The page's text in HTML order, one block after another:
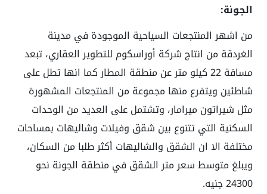
الجونة:
من اشهر المنتجعات السياحية الموجودة في مدينة
الغردقة من انتاج شركة أوراسكوم للتطوير العقاري، تبعد
مسافة 22 كيلو متر عن منطقة المطار كما انها تطل على
شاطئين ويتفرع منها مجموعة من المنتجعات المشهورة
مثل شيراتون ميرامار، وتشتمل على العديد من الوحدات
السكنية التي تتنوع بين شقق وفيلات وشاليهات بمساحات
مختلفة الا ان الشقق والشاليهات أكثر طلبا من السكان،
ويبلغ متوسط سعر متر الشقق في منطقة الجونة نحو
24300 جنيه.